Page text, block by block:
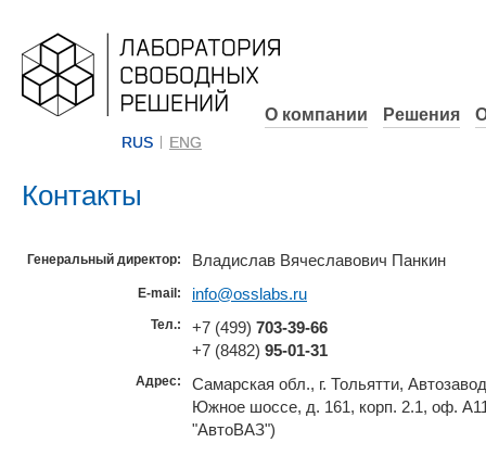
RUS ENG
О компании Решения
Контакты
Генеральный директор: Владислав Вячеславович Панкин
E-mail: info@osslabs.ru
Тел.: +7 (499) 703-39-66
+7 (8482) 95-01-31
Адрес:
Самарская обл., г. Тольятти,
Южное шоссе, д. 161, корп. 2.1, оф.
"АвтоВАЗ")